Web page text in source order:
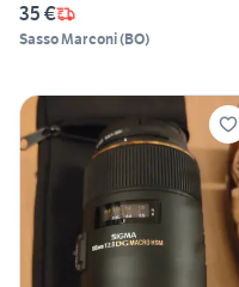
35 €
Sasso Marconi(BO)